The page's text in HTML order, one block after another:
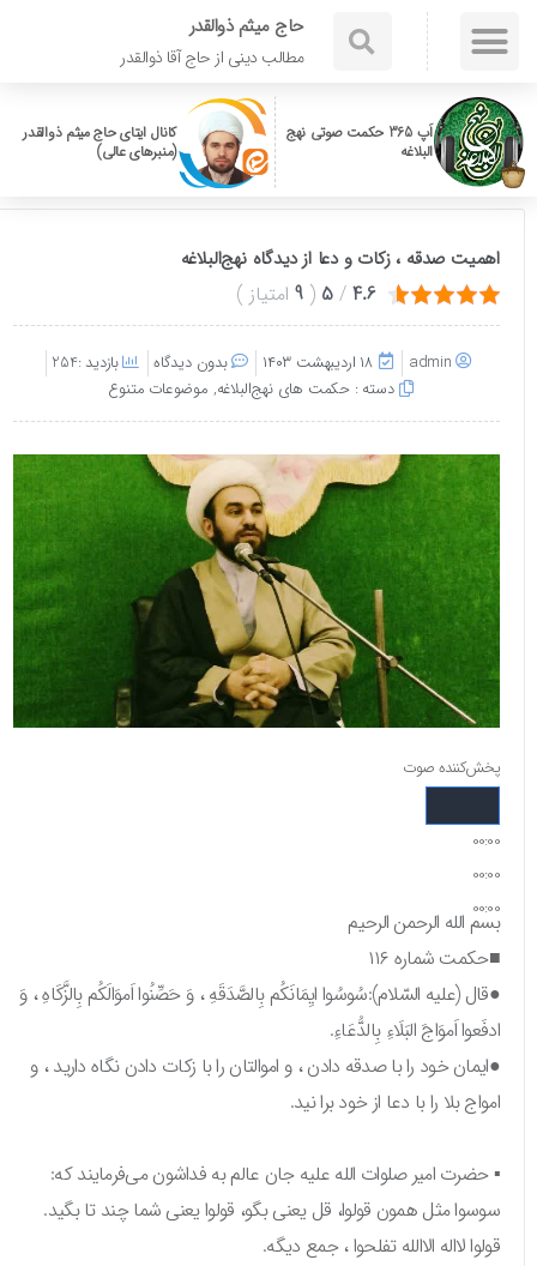
حاج میثم ذوالقدر
مطالب دینی از حاج آقا ذوالقدر
اَپ 365 حکمت صوتی نهج
البلاغه
کانال ایتای حاج میثم ذوالقدر
(منبرهای عالی)
اهمیت صدقه ، زکات و دعا از دیدگاه نهج‌البلاغه
4.6
/
5
(
9 امتیاز)
admin ۱۸ اردیبهشت ۱۴۰۳ بدون دیدگاه
بازدید :254
دسته :حکمت های نهج‌البلاغه,موضوعات متنوع
پخش‌کننده صوت
00:00
00:00
00:00
بسم الله الرحمن الرحیم
■حکمت شماره ۱۱۶
●قال (علیه السّلام):سُوسُوا ایِمَانَکُم بِالصَّدَقَهِ ، وَ حَصِّنُوا اَموَالَکُم بِالزَّکَاهِ ، وَ
ادفَعوا اَموَاجَ البَلَاءِ بِالدُّعَاءِ.
●ایمان خود را با صدقه دادن ، و اموالتان را با زکات دادن نگاه دارید ، و
امواج بلا را با دعا از خود برا نید.
▪︎ حضرت امیر صلوات الله علیه جان عالم به فداشون می‌فرمایند که:
سوسوا مثل همون قولوا، قل یعنی بگو، قولوا یعنی شما چند تا بگید.
قولوا لااله الاالله تفلحوا ، جمع دیگه.